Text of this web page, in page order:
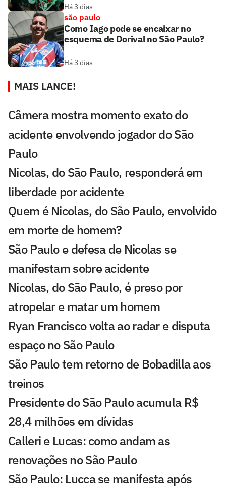
Há 3 dias
são paulo
Como Iago pode se encaixar no
esquema de Dorival no São Paulo?
Há 3 dias
MAIS LANCE!
Câmera mostra momento exato do
acidente envolvendo jogador do São
Paulo
Nicolas, do São Paulo, responderá em
liberdade por acidente
Quem é Nicolas, do São Paulo, envolvido
em morte de homem?
São Paulo e defesa de Nicolas se
manifestam sobre acidente
Nicolas, do São Paulo, é preso por
atropelar e matar um homem
Ryan Francisco volta ao radar e disputa
espaço no São Paulo
São Paulo tem retorno de Bobadilla aos
treinos
Presidente do São Paulo acumula R$
28,4 milhões em dívidas
Calleri e Lucas: como andam as
renovações no São Paulo
São Paulo: Lucca se manifesta após